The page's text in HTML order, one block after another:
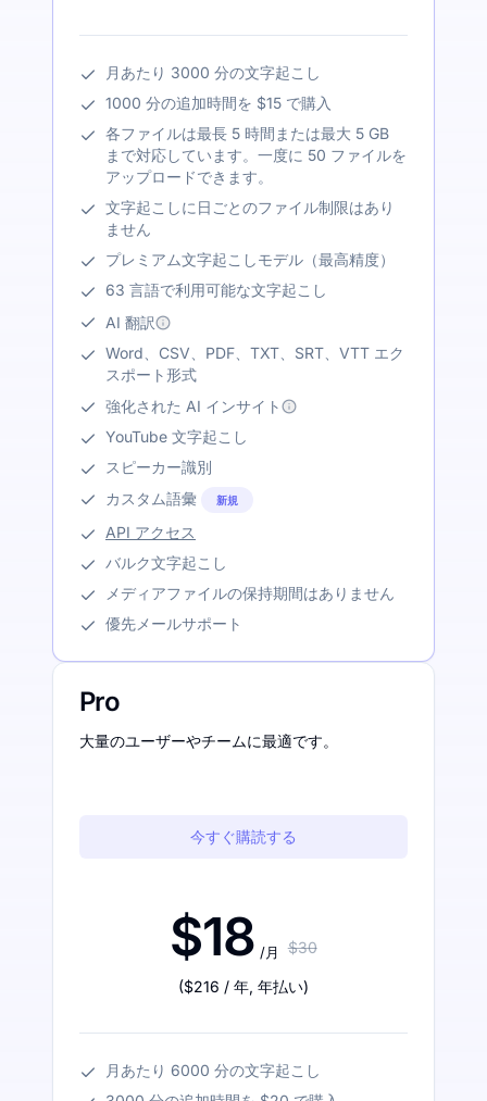
月あたり 3000 分の文字起こし
1000 分の追加時間を $15 で購入
各ファイルは最長 5 時間または最大 5 GB
まで対応しています。一度に 50 ファイルを
アップロードできます。
文字起こしに日ごとのファイル制限はあり
ません
プレミアム文字起こしモデル（最高精度）
63 言語で利用可能な文字起こし
AI 翻訳
Word、CSV、PDF、TXT、SRT、VTT エク
スポート形式
強化された AI インサイト
YouTube 文字起こし
スピーカー識別
カスタム語彙
新規
API アクセス
バルク文字起こし
メディアファイルの保持期間はありません
優先メールサポート
Pro
大量のユーザーやチームに最適です。
今すぐ購読する
$18 /月 $30
($216 / 年, 年払い)
月あたり 6000 分の文字起こし